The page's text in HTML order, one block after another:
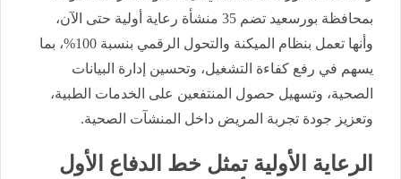
بمحافظة بورسعيد تضم 35 منشأة رعاية أولية حتى الآن،
وأنها تعمل بنظام الميكنة والتحول الرقمي بنسبة 100%، بما
يسهم في رفع كفاءة التشغيل، وتحسين إدارة البيانات
الصحية، وتسهيل حصول المنتفعين على الخدمات الطبية،
وتعزيز جودة تجربة المريض داخل المنشآت الصحية.
الرعاية الأولية تمثل خط الدفاع الأول